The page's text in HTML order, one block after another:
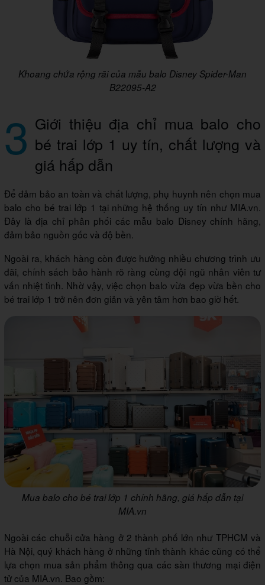
Khoang chứa rộng rãi của mẫu balo Disney Spider-Man
B22095-A2
3 Giới thiệu địa chỉ mua balo cho
bé trai lớp 1 uy tín, chất lượng và
giá hấp dẫn
Để đảm bảo an toàn và chất lượng, phụ huynh nên chọn mua
balo cho bé trai lớp 1 tại những hệ thống uy tín như MIA.vn.
Đây là địa chỉ phân phối các mẫu balo Disney chính hãng,
đảm bảo nguồn gốc và độ bền.
Ngoài ra, khách hàng còn được hưởng nhiều chương trình ưu
đãi, chính sách bảo hành rõ ràng cùng đội ngũ nhân viên tư
vấn nhiệt tình. Nhờ vậy, việc chọn balo vừa đẹp vừa bền cho
bé trai lớp 1 trở nên đơn giản và yên tâm hơn bao giờ hết.
Mua balo cho bé trai lớp 1 chính hãng, giá hấp dẫn tại
MIA.vn
Ngoài các chuỗi cửa hàng ở 2 thành phố lớn như TPHCM và
Hà Nội, quý khách hàng ở những tỉnh thành khác cũng có thể
lựa chọn mua sản phẩm thông qua các sàn thương mại điện
tử của MIA.vn. Bao gồm: